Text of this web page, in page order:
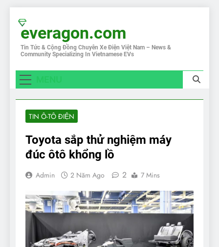
content
everagon.com
Tin Tức & Cộng Đồng Chuyên Xe Điện Việt Nam – News &
Community Specializing In Vietnamese EVs
TIN Ô-TÔ ĐIỆN
Toyota sắp thử nghiệm máy
đúc ôtô khổng lồ
Admin 2 Năm Ago 2 7 Mins